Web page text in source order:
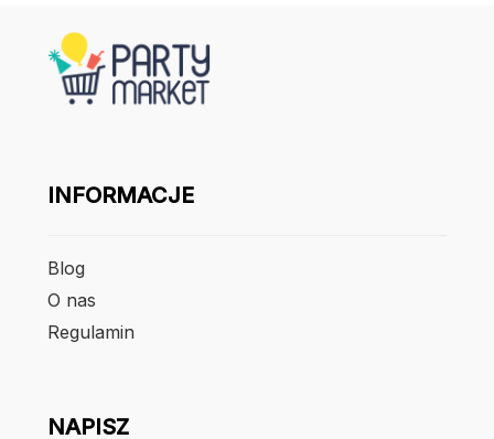
INFORMACJE
Blog
O nas
Regulamin
NAPISZ